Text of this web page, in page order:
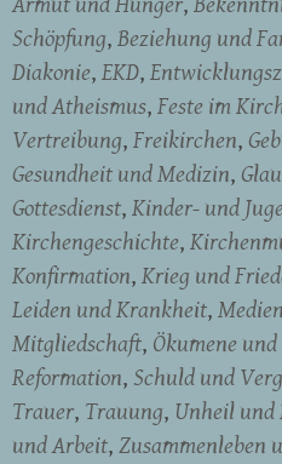
Schöpfung Beziehung und
Diakonie EKD
und Atheismus Feste im
Vertreibung Freikirchen
Gesundheit und Medizin
Gottesdienst Kinder- und
Kirchengeschichte
Konfirmation Krieg und
Leiden und Krankheit Medien
Mitgliedschaft Ökumene
Reformation Schuld und
Trauer Trauung Unheil
und Arbeit Zusammenleben